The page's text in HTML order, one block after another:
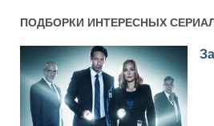
ПОДБОРКИ ИНТЕРЕСНЫХ